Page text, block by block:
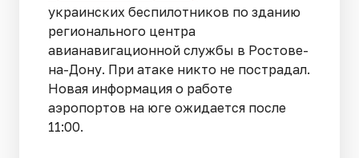
украинских беспилотников по зданию
регионального центра
авианавигационной службы в Ростове-
на-Дону. При атаке никто не пострадал.
Новая информация о работе
аэропортов на юге ожидается после
11:00.